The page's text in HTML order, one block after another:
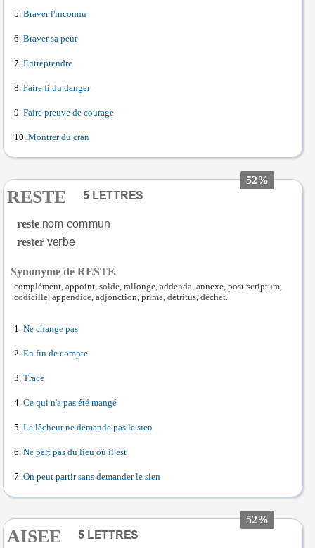
Braver l'inconnu
Braver sa peur
Entreprendre
Faire fi du danger
Faire preuve de courage
Montrer du cran
52%
RESTE
reste
rester
Synonyme de RESTE
complément, appoint, solde, rallonge, addenda, annexe, post-scriptum,
codicille, appendice, adjonction, prime, détritus, déchet.
Ne change pas
En fin de compte
Trace
Ce qui n'a pas été mangé
Le lâcheur ne demande pas le sien
Ne part pas du lieu où il est
On peut partir sans demander le sien
52%
AISEE